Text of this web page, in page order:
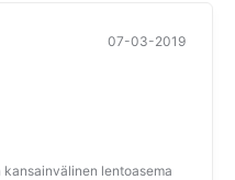
07-03-2019
lentoasema